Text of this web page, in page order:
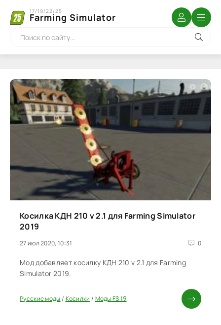
Farming Simulator
17/19/22/25
Косилка КДН 210 v 2.1 для Farming Simulator
2019
27 июл 2020, 10:31 0
Мод добавляет косилку КДН 210 v 2.1 для Farming
Simulator 2019.
Русские моды/ Косилки / Моды FS 19